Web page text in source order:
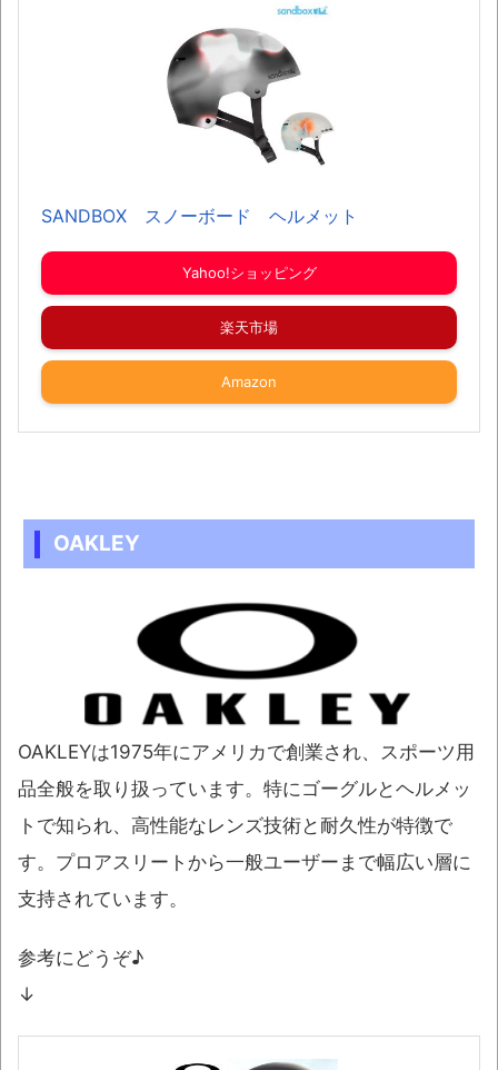
SANDBOX スノーボード ヘルメット
Yahoo!ショッピング
楽天市場
Amazon
OAKLEY
OAKLEYは1975年にアメリカで創業され、スポーツ用
品全般を取り扱っています。特にゴーグルとヘルメッ
トで知られ、高性能なレンズ技術と耐久性が特徴で
す。プロアスリートから一般ユーザーまで幅広い層に
支持されています。
参考にどうぞ♪
↓